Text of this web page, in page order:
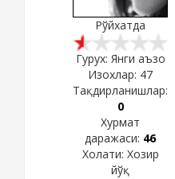
Рўйхатда
Гурух: Янги аъзо
Изохлар: 47
Тақдирланишлар:
0
Хурмат
даражаси: 46
Холати: Хозир
йўқ